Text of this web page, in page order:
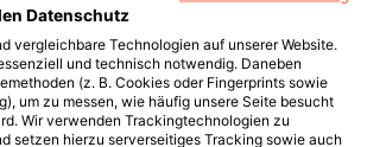
Datenschutz
vergleichbare Technologien auf unserer Website.
und technisch notwendig. Daneben
(z. B. Cookies oder Fingerprints sowie
um zu messen, wie häufig unsere Seite besucht
Wir verwenden Trackingtechnologien zu
setzen hierzu serverseitiges Tracking sowie auch